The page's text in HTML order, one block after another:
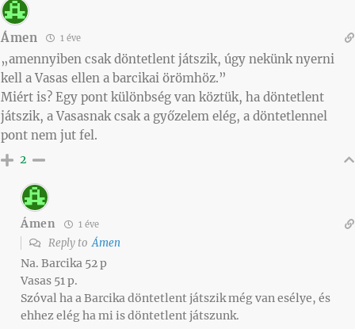
Ámen 1 éve
„amennyiben csak döntetlent játszik, úgy nekünk nyerni
kell a Vasas ellen a barcikai örömhöz.”
Miért is? Egy pont különbség van köztük, ha döntetlent
játszik, a Vasasnak csak a győzelem elég, a döntetlennel
pont nem jut fel.
2
Ámen 1 éve
Reply toÁmen
Na. Barcika 52 p
Vasas 51 p.
Szóval ha a Barcika döntetlent játszik még van esélye, és
ehhez elég ha mi is döntetlent játszunk.